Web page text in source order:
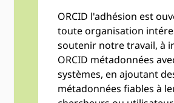
ORCID l'adhésion est
toute organisation
soutenir notre travail, à
ORCID métadonnées
systèmes, en ajoutant
métadonnées fiables à